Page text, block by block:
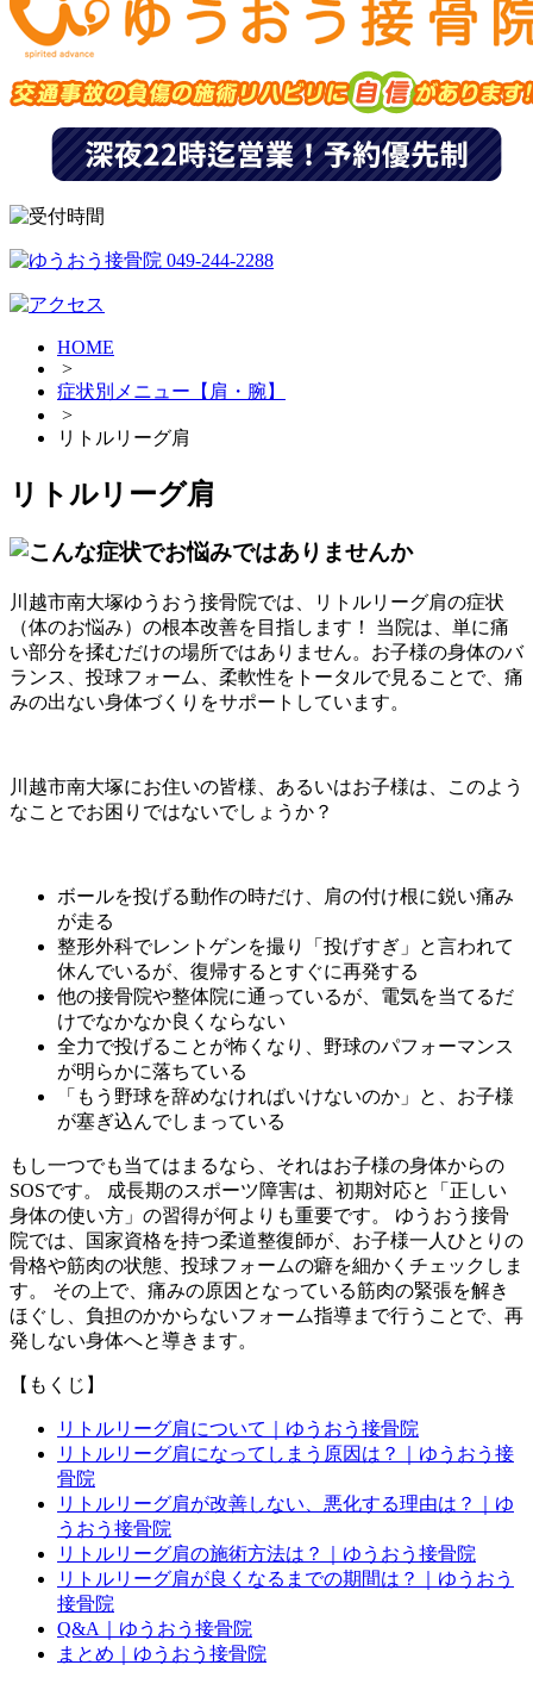
HOME
>
症状別メニュー【肩・腕】
>
リトルリーグ肩
リトルリーグ肩
川越市南大塚ゆうおう接骨院では、リトルリーグ肩の症状
（体のお悩み）の根本改善を目指します！ 当院は、単に痛
い部分を揉むだけの場所ではありません。お子様の身体のバ
ランス、投球フォーム、柔軟性をトータルで見ることで、痛
みの出ない身体づくりをサポートしています。
川越市南大塚にお住いの皆様、あるいはお子様は、このよう
なことでお困りではないでしょうか？
ボールを投げる動作の時だけ、肩の付け根に鋭い痛み
が走る
整形外科でレントゲンを撮り「投げすぎ」と言われて
休んでいるが、復帰するとすぐに再発する
他の接骨院や整体院に通っているが、電気を当てるだ
けでなかなか良くならない
全力で投げることが怖くなり、野球のパフォーマンス
が明らかに落ちている
「もう野球を辞めなければいけないのか」と、お子様
が塞ぎ込んでしまっている
もし一つでも当てはまるなら、それはお子様の身体からの
SOSです。 成長期のスポーツ障害は、初期対応と「正しい
身体の使い方」の習得が何よりも重要です。 ゆうおう接骨
院では、国家資格を持つ柔道整復師が、お子様一人ひとりの
骨格や筋肉の状態、投球フォームの癖を細かくチェックしま
す。 その上で、痛みの原因となっている筋肉の緊張を解き
ほぐし、負担のかからないフォーム指導まで行うことで、再
発しない身体へと導きます。
【もくじ】
リトルリーグ肩について｜ゆうおう接骨院
リトルリーグ肩になってしまう原因は？｜ゆうおう接
骨院
リトルリーグ肩が改善しない、悪化する理由は？｜ゆ
うおう接骨院
リトルリーグ肩の施術方法は？｜ゆうおう接骨院
リトルリーグ肩が良くなるまでの期間は？｜ゆうおう
接骨院
Q&A｜ゆうおう接骨院
まとめ｜ゆうおう接骨院